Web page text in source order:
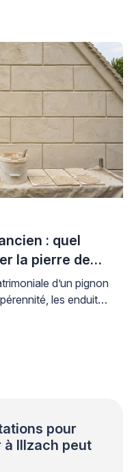
précise : le choix
trésorerie, du
et du coût réel du
engage
: quel
la pierre de
d’un pignon
les enduits à
la solution de
pour
Illzach peut